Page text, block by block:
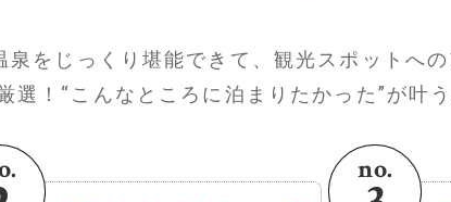
をじっくり堪能できて、観光スポットへの
選！“こんなところに泊まりたかった”が叶